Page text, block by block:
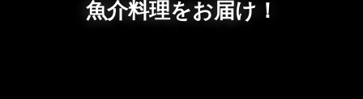
魚介料理をお届け！